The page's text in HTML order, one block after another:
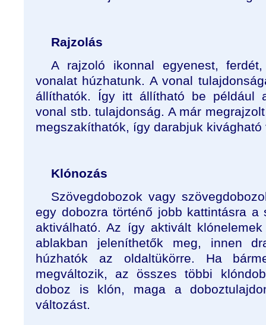
Rajzolás
A rajzoló ikonnal egyenest,
vonalat húzhatunk. A vonal
állíthatók. Így itt állítható be például
vonal stb. tulajdonság. A már
megszakíthatók, így darabjuk kivágható
Klónozás
Szövegdobozok vagy
egy dobozra történő jobb kattintásra a
aktiválható. Az így aktivált
ablakban jeleníthetők meg, innen
húzhatók az oldaltükörre. Ha
megváltozik, az összes többi
doboz is klón, maga a
változást.